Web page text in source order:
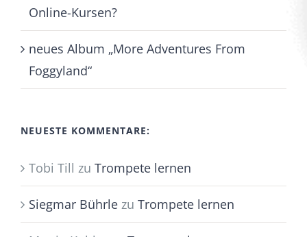
Online-Kursen?
neues Album „More Adventures From
Foggyland“
NEUESTE KOMMENTARE:
Tobi Till zu Trompete lernen
Siegmar Bührle zu Trompete lernen